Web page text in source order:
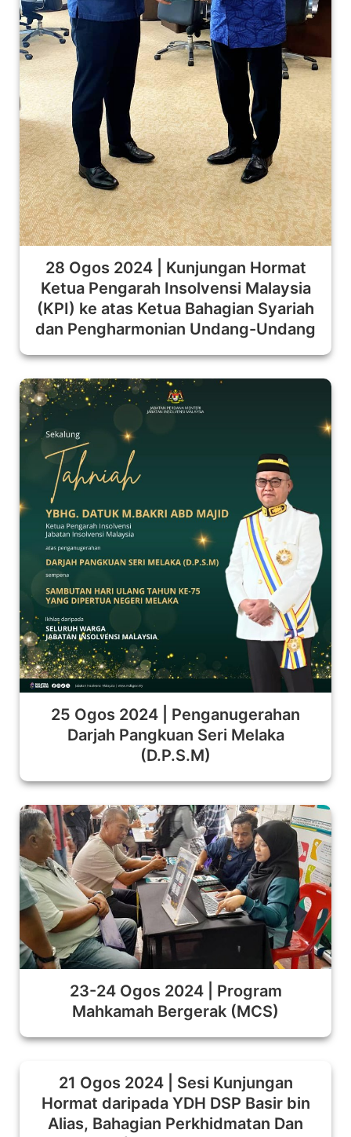
28 Ogos 2024 | Kunjungan Hormat
Ketua Pengarah Insolvensi Malaysia
(KPI) ke atas Ketua Bahagian Syariah
dan Pengharmonian Undang-Undang
25 Ogos 2024 | Penganugerahan
Darjah Pangkuan Seri Melaka
(D.P.S.M)
23-24 Ogos 2024 | Program
Mahkamah Bergerak (MCS)
21 Ogos 2024 | Sesi Kunjungan
Hormat daripada YDH DSP Basir bin
Alias, Bahagian Perkhidmatan Dan